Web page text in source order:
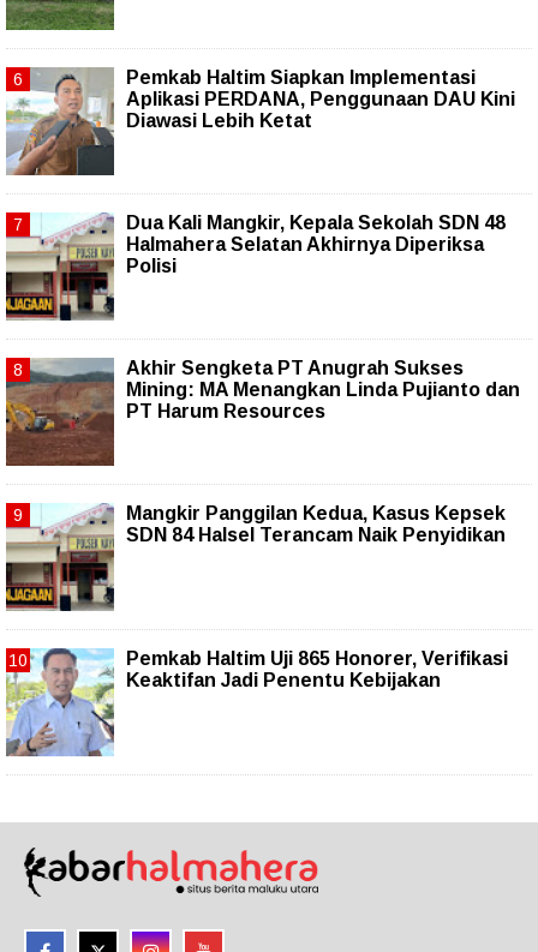
Pemkab Haltim Siapkan Implementasi
Aplikasi PERDANA, Penggunaan DAU Kini
Diawasi Lebih Ketat
Dua Kali Mangkir, Kepala Sekolah SDN 48
Halmahera Selatan Akhirnya Diperiksa
Polisi
Akhir Sengketa PT Anugrah Sukses
Mining: MA Menangkan Linda Pujianto dan
PT Harum Resources
Mangkir Panggilan Kedua, Kasus Kepsek
SDN 84 Halsel Terancam Naik Penyidikan
Pemkab Haltim Uji 865 Honorer, Verifikasi
Keaktifan Jadi Penentu Kebijakan